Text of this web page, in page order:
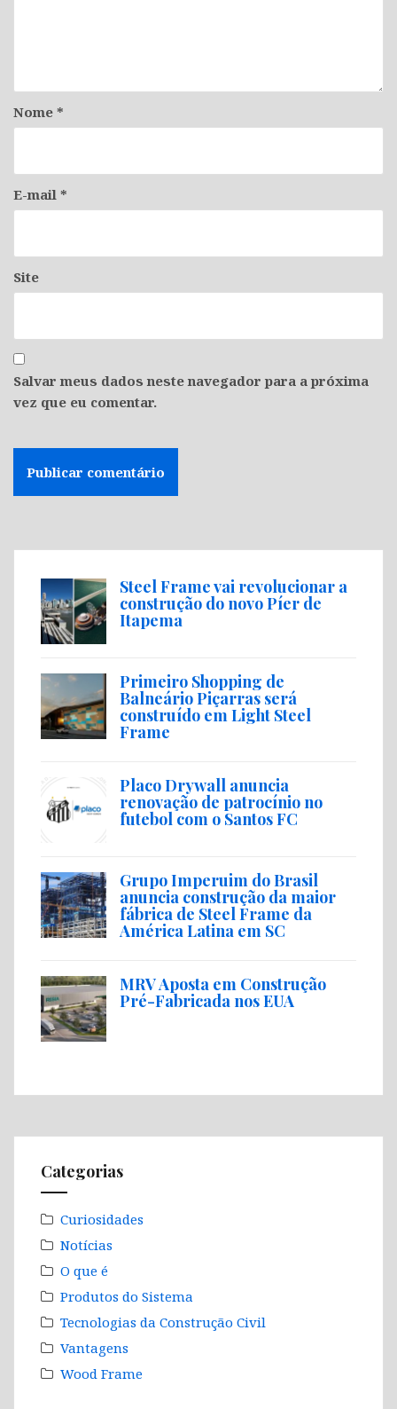
Nome *
E-mail *
Site
Salvar meus dados neste navegador para a próxima
vez que eu comentar.
Steel Frame vai revolucionar a
construção do novo Píer de
Itapema
Primeiro Shopping de
Balneário Piçarras será
construído em Light Steel
Frame
Placo Drywall anuncia
renovação de patrocínio no
futebol com o Santos FC
Grupo Imperuim do Brasil
anuncia construção da maior
fábrica de Steel Frame da
América Latina em SC
MRV Aposta em Construção
Pré-Fabricada nos EUA
Categorias
Curiosidades
Notícias
O que é
Produtos do Sistema
Tecnologias da Construção Civil
Vantagens
Wood Frame